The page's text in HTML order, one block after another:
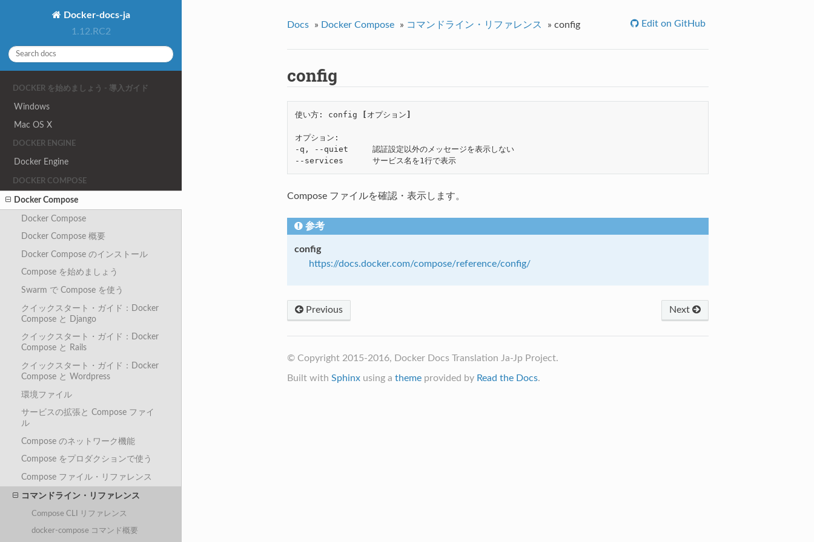
Docker-docs-ja
1.12.RC2
DOCKER を始めましょう - 導入ガイド
Windows
Mac OS X
DOCKER ENGINE
Docker Engine
DOCKER COMPOSE
Docker Compose
Docker Compose
Docker Compose 概要
Docker Compose のインストール
Compose を始めましょう
Swarm で Compose を使う
クイックスタート・ガイド：Docker
Compose と Django
クイックスタート・ガイド：Docker
Compose と Rails
クイックスタート・ガイド：Docker
Compose と Wordpress
環境ファイル
サービスの拡張と Compose ファイ
ル
Compose のネットワーク機能
Compose をプロダクションで使う
Compose ファイル・リファレンス
コマンドライン・リファレンス
Compose CLI リファレンス
docker-compose コマンド概要
Docs » Docker Compose » コマンドライン・リファレンス » config Edit on GitHub
config
使い方: config オプション
オプション:
-q, --quiet     認証設定以外のメッセージを表示しない
--services      サービス名を1行で表示
Compose ファイルを確認・表示します。
参考
config
https://docs.docker.com/compose/reference/config/
Next
Previous
© Copyright 2015-2016, Docker Docs Translation Ja-Jp Project.
Built with Sphinxusing a themeprovided by Read the Docs.